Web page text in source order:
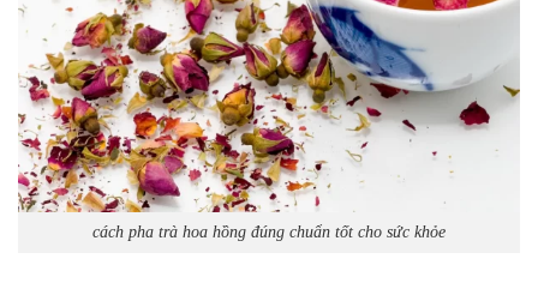
cách pha trà hoa hồng đúng chuẩn tốt cho sức khỏe